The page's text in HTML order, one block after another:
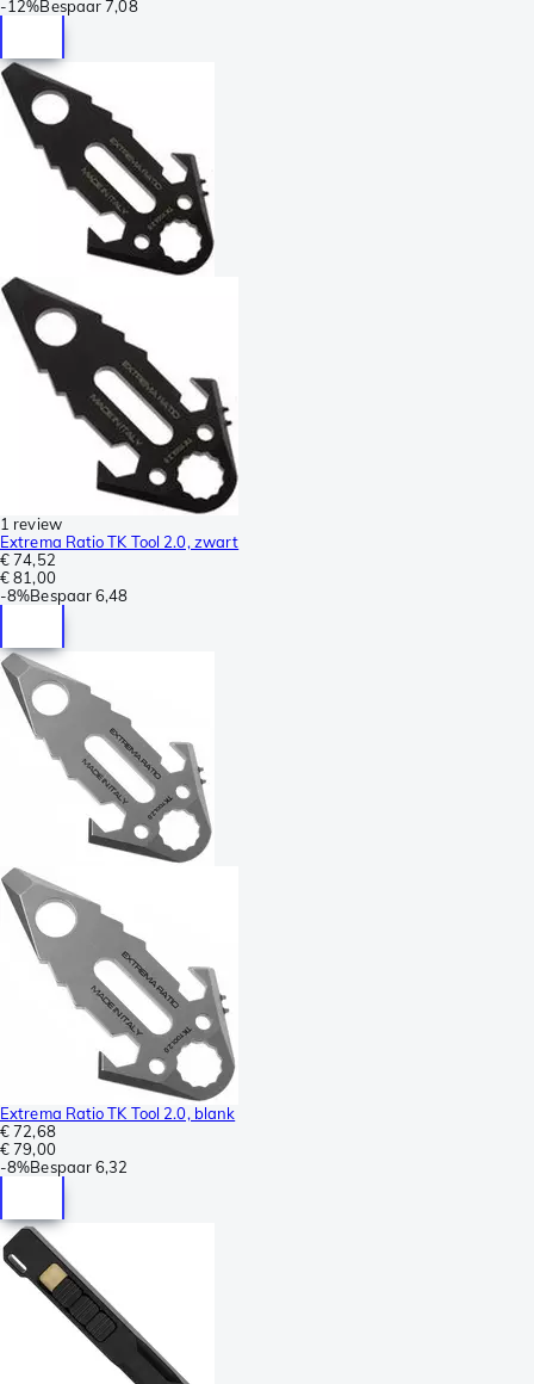
-12%Bespaar 7,08
1 review
Extrema Ratio TK Tool 2.0, zwart
€ 74,52
€ 81,00
-8%Bespaar6,48
Extrema Ratio TK Tool 2.0, blank
€ 72,68
€ 79,00
-8%Bespaar6,32